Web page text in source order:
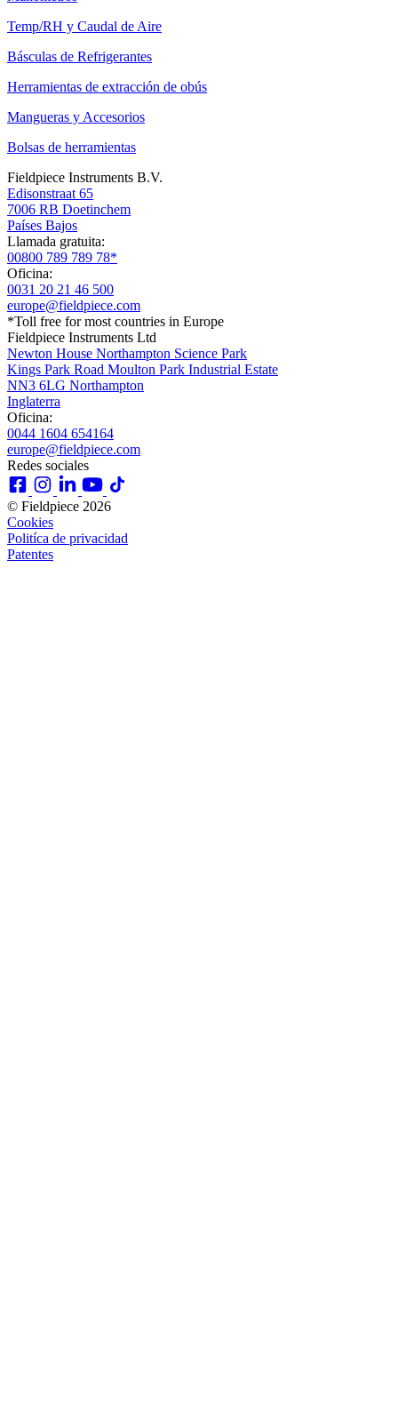
Temp/RH y Caudal de Aire
Básculas de Refrigerantes
Herramientas de extracción de obús
Mangueras y Accesorios
Bolsas de herramientas
Fieldpiece Instruments B.V.
Edisonstraat 65
7006 RB Doetinchem
Países Bajos
Llamada gratuita:
00800 789 789 78*
Oficina:
0031 20 21 46 500
europe@fieldpiece.com
*Toll free for most countries in Europe
Fieldpiece Instruments Ltd
Newton House Northampton Science Park
Kings Park Road Moulton Park Industrial Estate
NN3 6LG Northampton
Inglaterra
Oficina:
0044 1604 654164
europe@fieldpiece.com
Redes sociales
© Fieldpiece 2026
Cookies
Politíca de privacidad
Patentes